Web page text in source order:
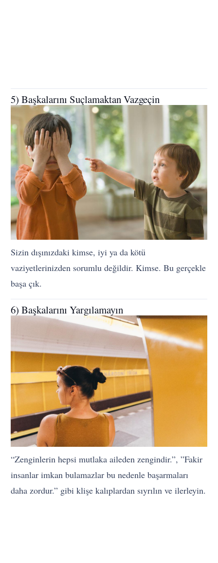
5) Başkalarını Suçlamaktan Vazgeçin
Sizin dışınızdaki kimse, iyi ya da kötü
vaziyetlerinizden sorumlu değildir. Kimse. Bu gerçekle
başa çık.
6) Başkalarını Yargılamayın
“Zenginlerin hepsi mutlaka aileden zengindir.”, ”Fakir
insanlar imkan bulamazlar bu nedenle başarmaları
daha zordur.” gibi klişe kalıplardan sıyrılın ve ilerleyin.